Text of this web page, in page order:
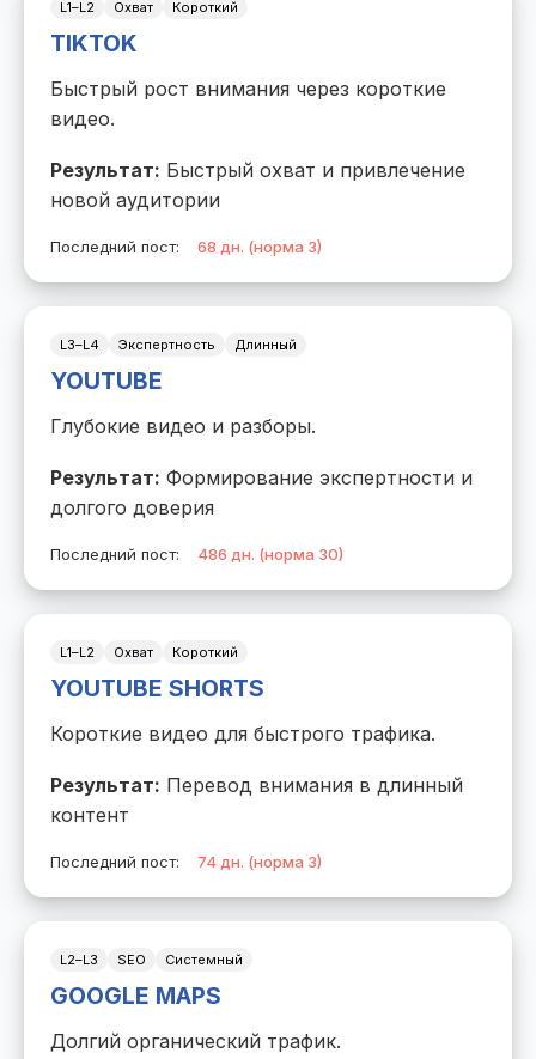
L1–L2 Охват Короткий
TIKTOK
Быстрый рост внимания через короткие
видео.
Результат: Быстрый охват и привлечение
новой аудитории
Последний пост: 68 дн. (норма 3)
L3–L4 Экспертность Длинный
YOUTUBE
Глубокие видео и разборы.
Результат: Формирование экспертности и
долгого доверия
Последний пост: 486 дн. (норма 30)
L1–L2 Охват Короткий
YOUTUBE SHORTS
Короткие видео для быстрого трафика.
Результат: Перевод внимания в длинный
контент
Последний пост: 74 дн. (норма 3)
L2–L3 SEO Системный
GOOGLE MAPS
Долгий органический трафик.